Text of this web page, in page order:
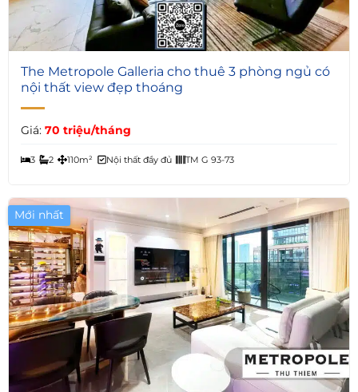
5
The Metropole Galleria cho thuê 3 phòng ngủ có
nội thất view đẹp thoáng
Giá: 70 triệu/tháng
3 2 110m² Nội thất đầy đủ TM G 93-73
Mới nhất